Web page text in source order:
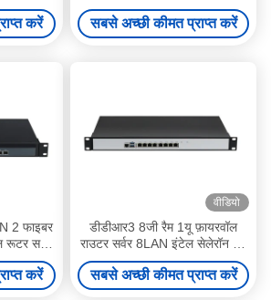
करें
के साथ मिनी पीसी
सबसे अच्छी कीमत प्राप्त करें
2 फाइबर
सर्वर
करें
वीडियो
डीडीआर3 8जी रैम 1यू फ़ायरवॉल
राउटर सर्वर 8LAN इंटेल सेलेरॉन एंड
कोर सीरीज़
सबसे अच्छी कीमत प्राप्त करें